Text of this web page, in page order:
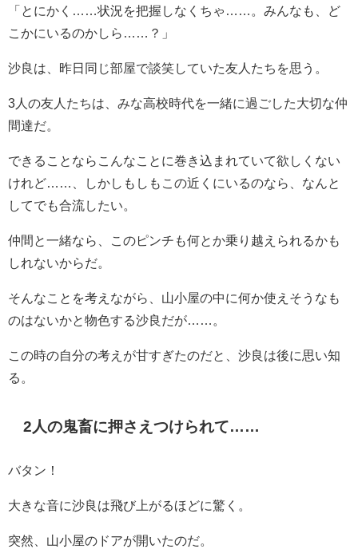
「とにかく……状況を把握しなくちゃ……。みんなも、ど
こかにいるのかしら……？」
沙良は、昨日同じ部屋で談笑していた友人たちを思う。
3人の友人たちは、みな高校時代を一緒に過ごした大切な仲
間達だ。
できることならこんなことに巻き込まれていて欲しくない
けれど……、しかしもしもこの近くにいるのなら、なんと
してでも合流したい。
仲間と一緒なら、このピンチも何とか乗り越えられるかも
しれないからだ。
そんなことを考えながら、山小屋の中に何か使えそうなも
のはないかと物色する沙良だが……。
この時の自分の考えが甘すぎたのだと、沙良は後に思い知
る。
2人の鬼畜に押さえつけられて……
バタン！
大きな音に沙良は飛び上がるほどに驚く。
突然、山小屋のドアが開いたのだ。